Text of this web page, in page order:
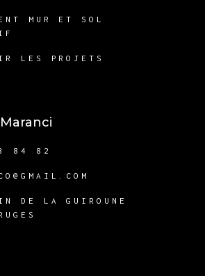
MUR ET SOL
LES PROJETS
84 82
DE LA GUIROUNE